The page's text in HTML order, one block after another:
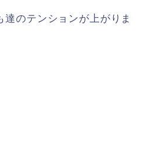
達のテンションが上がりま